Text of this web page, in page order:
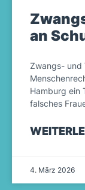
an
Zwangs- und
Hamburg ein
falsches
4. März 2026